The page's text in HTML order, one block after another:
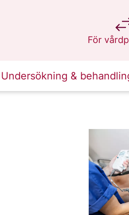
För
på
Undersökning &